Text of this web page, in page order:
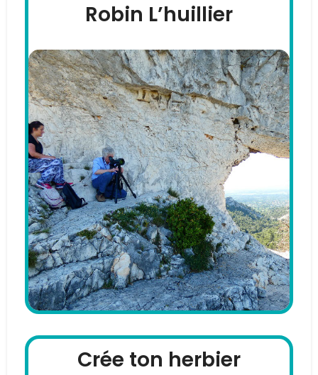
Robin L’huillier
Crée ton herbier